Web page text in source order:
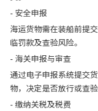
- 安全申报
海运货物需在装船前提
临罚款及查验风险。
- 海关申报与审查
通过电子申报系统提交
物，决定是否放行或查验
- 缴纳关税及税费